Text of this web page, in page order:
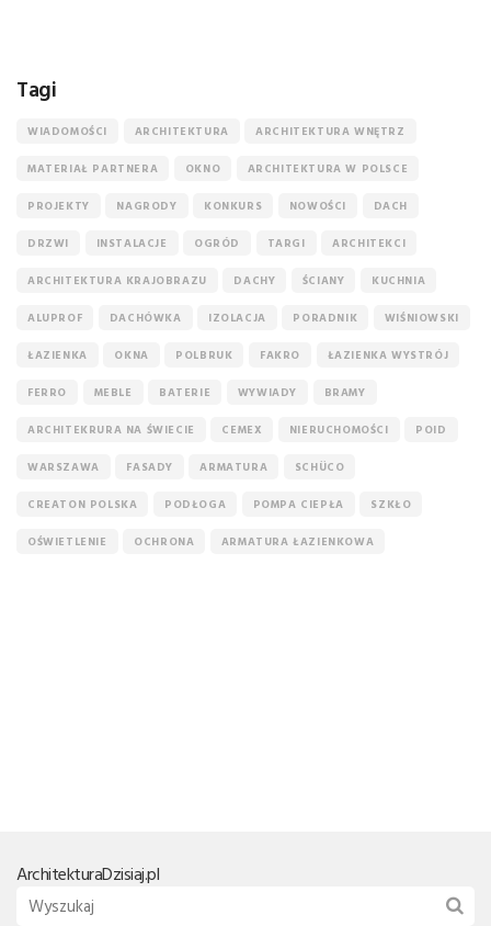
Tagi
WIADOMOŚCI ARCHITEKTURA ARCHITEKTURA WNĘTRZ
MATERIAŁ PARTNERA OKNO ARCHITEKTURA W POLSCE
PROJEKTY NAGRODY KONKURS NOWOŚCI DACH
DRZWI INSTALACJE OGRÓD TARGI ARCHITEKCI
ARCHITEKTURA KRAJOBRAZU DACHY ŚCIANY KUCHNIA
ALUPROF DACHÓWKA IZOLACJA PORADNIK WIŚNIOWSKI
ŁAZIENKA OKNA POLBRUK FAKRO ŁAZIENKA WYSTRÓJ
FERRO MEBLE BATERIE WYWIADY BRAMY
ARCHITEKRURA NA ŚWIECIE CEMEX NIERUCHOMOŚCI POID
WARSZAWA FASADY ARMATURA SCHÜCO
CREATON POLSKA PODŁOGA POMPA CIEPŁA SZKŁO
OŚWIETLENIE OCHRONA ARMATURA ŁAZIENKOWA
ArchitekturaDzisiaj.pl